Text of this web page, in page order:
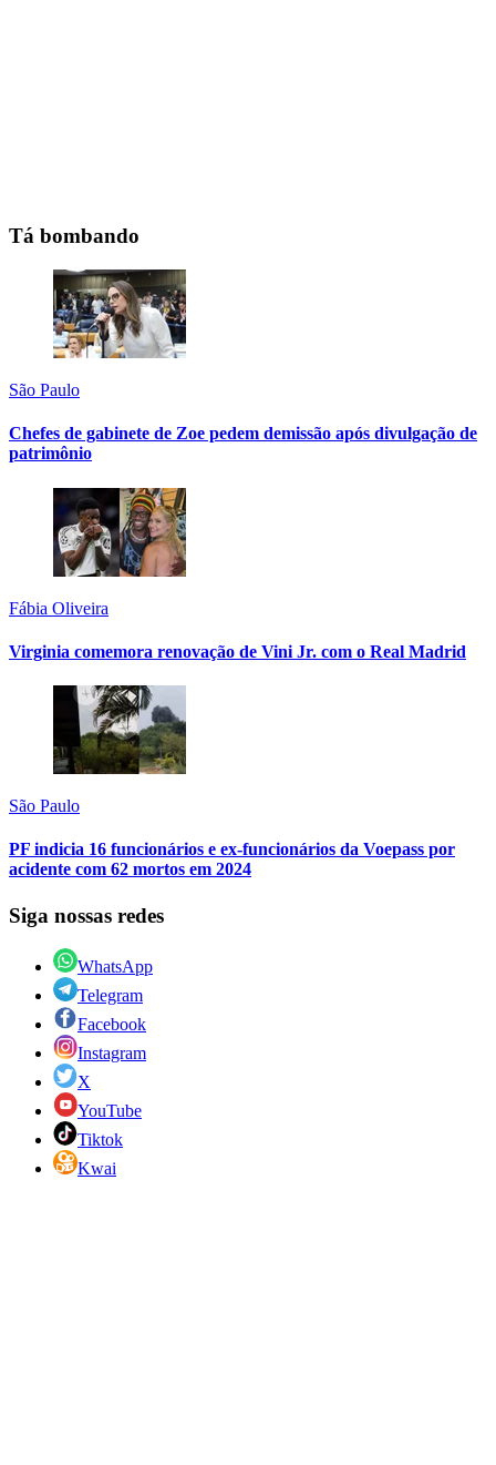
Tá bombando
São Paulo
Chefes de gabinete de Zoe pedem demissão após divulgação de
patrimônio
Fábia Oliveira
Virginia comemora renovação de Vini Jr. com o Real Madrid
São Paulo
PF indicia 16 funcionários e ex-funcionários da Voepass por
acidente com 62 mortos em 2024
Siga nossas redes
WhatsApp
Telegram
Facebook
Instagram
X
YouTube
Tiktok
Kwai